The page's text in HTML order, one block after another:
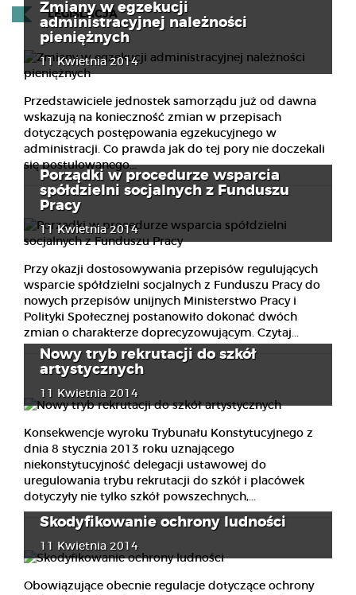
LEGISLACJA
Zmiany w egzekucji
administracyjnej należności
pieniężnych
11 Kwietnia 2014
Przedstawiciele jednostek samorządu już od dawna
wskazują na konieczność zmian w przepisach
dotyczących postępowania egzekucyjnego w
administracji. Co prawda jak do tej pory nie doczekali
się postulowanego...
Porządki w procedurze wsparcia
spółdzielni socjalnych z Funduszu
Pracy
11 Kwietnia 2014
Przy okazji dostosowywania przepisów regulujących
wsparcie spółdzielni socjalnych z Funduszu Pracy do
nowych przepisów unijnych Ministerstwo Pracy i
Polityki Społecznej postanowiło dokonać dwóch
zmian o charakterze doprecyzowującym. Czytaj...
Nowy tryb rekrutacji do szkół
artystycznych
11 Kwietnia 2014
Konsekwencje wyroku Trybunału Konstytucyjnego z
dnia 8 stycznia 2013 roku uznającego
niekonstytucyjność delegacji ustawowej do
uregulowania trybu rekrutacji do szkół i placówek
dotyczyły nie tylko szkół powszechnych,...
Skodyfikowanie ochrony ludności
11 Kwietnia 2014
Obowiązujące obecnie regulacje dotyczące ochrony